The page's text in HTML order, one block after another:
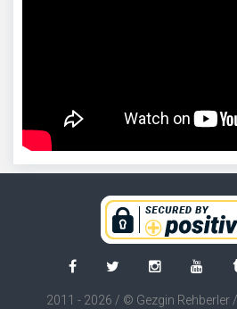
2011 - 2026 / © Gezgin Rehberler /